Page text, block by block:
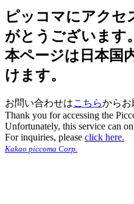
ピッコマにアクセ
がとうございます。
本ページは日本国
けます。
お問い合わせはこちらからお
Thank you for accessing the
Unfortunately, this service can
For inquiries, please click here.
Kakao piccoma Corp.